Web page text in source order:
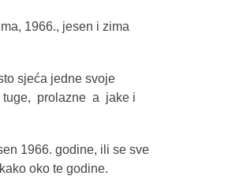
1966., jesen i zima
sjeća jedne svoje
tuge, prolazne a jake i
1966. godine, ili se sve
oko te godine.